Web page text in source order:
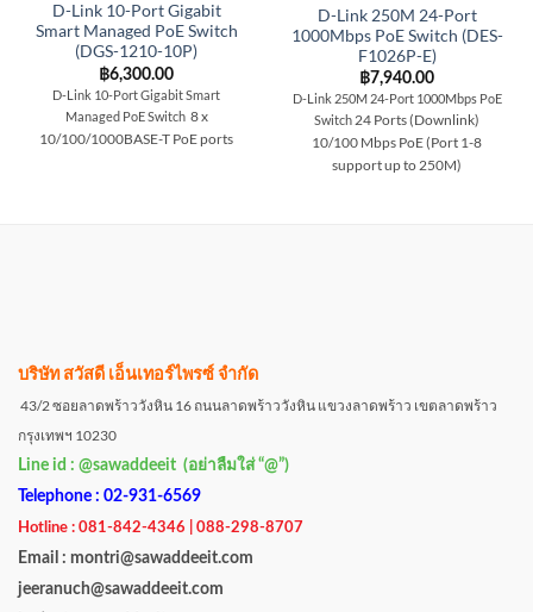
D-Link 10-Port Gigabit
Smart Managed PoE Switch
(DGS-1210-10P)
฿6,300.00
D-Link 10-Port Gigabit Smart
Managed PoE Switch 8 x
10/100/1000BASE-T PoE ports
D-Link 250M 24-Port
1000Mbps PoE Switch (DES-
F1026P-E)
฿7,940.00
D-Link 250M 24-Port 1000Mbps PoE
Switch24 Ports (Downlink)
10/100 Mbps PoE (Port 1-8
support up to 250M)
บริษัท สวัสดี เอ็นเทอร์ไพรซ์ จำกัด
43/2 ซอยลาดพร้าววังหิน 16 ถนนลาดพร้าววังหิน แขวงลาดพร้าว เขตลาดพร้าว
กรุงเทพฯ 10230
Line id : @sawaddeeit (อย่าลืมใส่ “@”)
Telephone : 02-931-6569
Hotline : 081-842-4346 | 088-298-8707
Email : montri@sawaddeeit.com
jeeranuch@sawaddeeit.com